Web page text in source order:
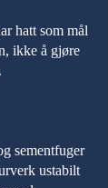
hatt som mål
ikke å gjøre
sementfuger
ustabilt